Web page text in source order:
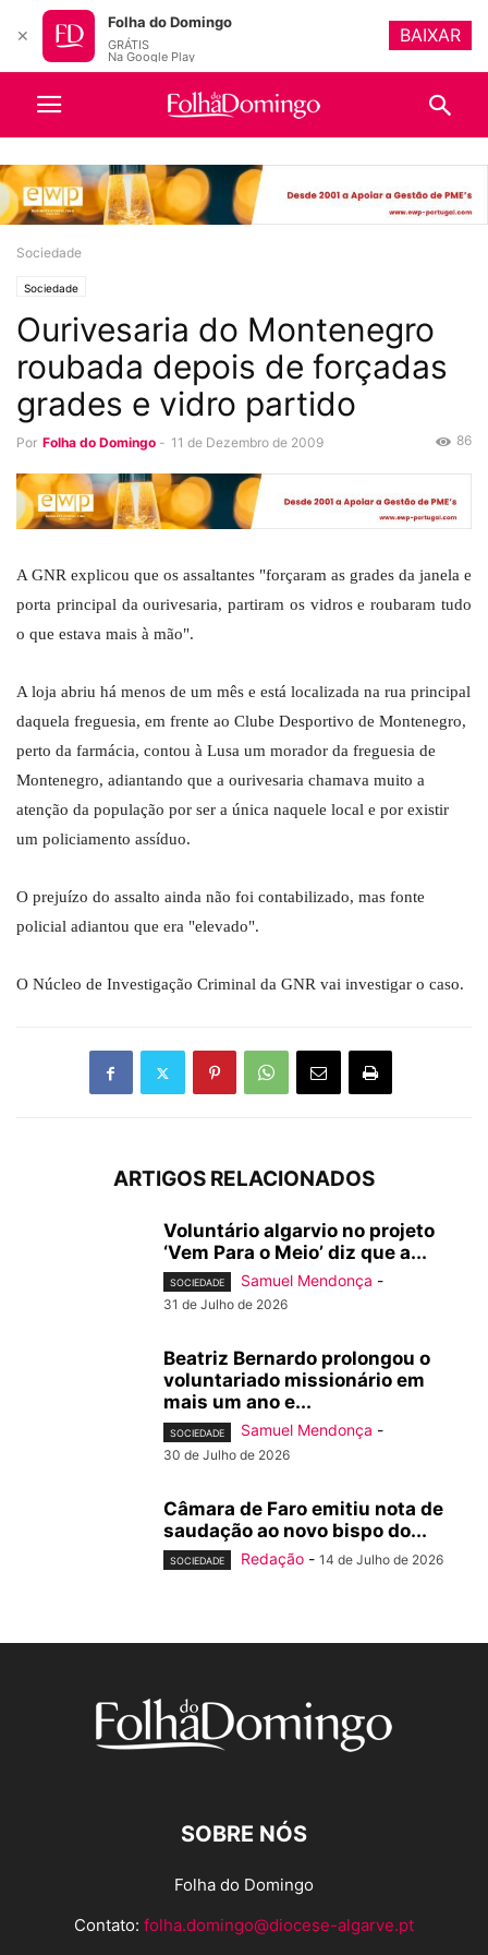
Sociedade
Sociedade
Ourivesaria do Montenegro
roubada depois de forçadas
grades e vidro partido
Por Folha do Domingo - 11 de Dezembro de 2009 86
A GNR explicou que os assaltantes "forçaram as grades da janela e
porta principal da ourivesaria, partiram os vidros e roubaram tudo
o que estava mais à mão".
A loja abriu há menos de um mês e está localizada na rua principal
daquela freguesia, em frente ao Clube Desportivo de Montenegro,
perto da farmácia, contou à Lusa um morador da freguesia de
Montenegro, adiantando que a ourivesaria chamava muito a
atenção da população por ser a única naquele local e por existir
um policiamento assíduo.
O prejuízo do assalto ainda não foi contabilizado, mas fonte
policial adiantou que era "elevado".
O Núcleo de Investigação Criminal da GNR vai investigar o caso.
ARTIGOS RELACIONADOS
Voluntário algarvio no projeto
‘Vem Para o Meio’ diz que a...
SOCIEDADE Samuel Mendonça -
31 de Julho de 2026
Beatriz Bernardo prolongou o
voluntariado missionário em
mais um ano e...
SOCIEDADE Samuel Mendonça -
30 de Julho de 2026
Câmara de Faro emitiu nota de
saudação ao novo bispo do...
SOCIEDADE Redação - 14 de Julho de 2026
SOBRE NÓS
Folha do Domingo
Contato: folha.domingo@diocese-algarve.pt
✕
Folha do Domingo
GRÁTIS
Na Google Play
BAIXAR